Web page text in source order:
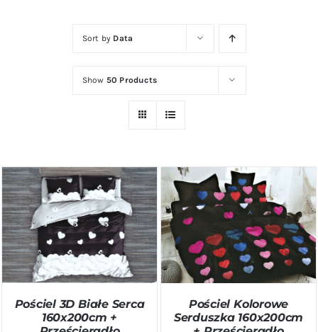
Sort by Data
Show 50 Products
DODAJ DO KOSZYKA
/
SZCZEGÓŁY
Pościel 3D Białe Serca
160x200cm +
DODAJ DO KOSZYKA
SZCZEGÓŁY
Pościel Kolorowe
Serduszka 160x200cm